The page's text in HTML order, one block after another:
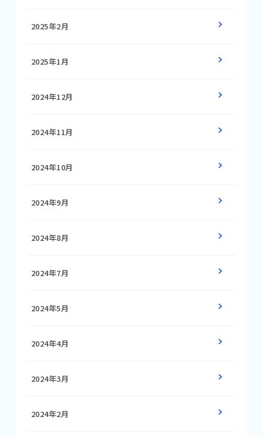
2025年2月
2025年1月
2024年12月
2024年11月
2024年10月
2024年9月
2024年8月
2024年7月
2024年5月
2024年4月
2024年3月
2024年2月